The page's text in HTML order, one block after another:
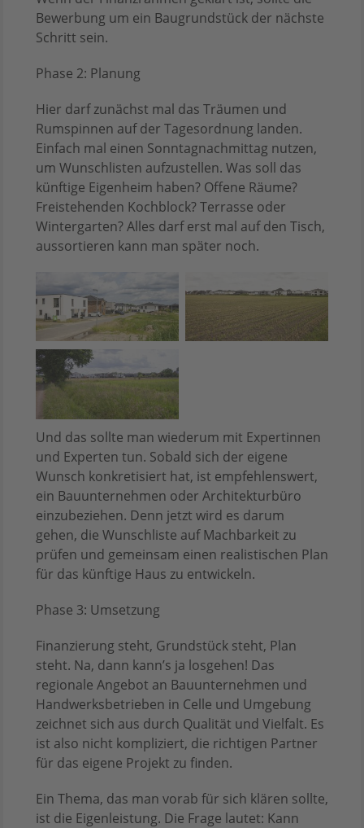
Bewerbung um ein Baugrundstück der nächste
Schritt sein.
Phase 2: Planung
Hier darf zunächst mal das Träumen und
Rumspinnen auf der Tagesordnung landen.
Einfach mal einen Sonntagnachmittag nutzen,
um Wunschlisten aufzustellen. Was soll das
künftige Eigenheim haben? Offene Räume?
Freistehenden Kochblock? Terrasse oder
Wintergarten? Alles darf erst mal auf den Tisch,
aussortieren kann man später noch.
Und das sollte man wiederum mit Expertinnen
und Experten tun. Sobald sich der eigene
Wunsch konkretisiert hat, ist empfehlenswert,
ein Bauunternehmen oder Architekturbüro
einzubeziehen. Denn jetzt wird es darum
gehen, die Wunschliste auf Machbarkeit zu
prüfen und gemeinsam einen realistischen Plan
für das künftige Haus zu entwickeln.
Phase 3: Umsetzung
Finanzierung steht, Grundstück steht, Plan
steht. Na, dann kann’s ja losgehen! Das
regionale Angebot an Bauunternehmen und
Handwerksbetrieben in Celle und Umgebung
zeichnet sich aus durch Qualität und Vielfalt. Es
ist also nicht kompliziert, die richtigen Partner
für das eigene Projekt zu finden.
Ein Thema, das man vorab für sich klären sollte,
ist die Eigenleistung. Die Frage lautet: Kann